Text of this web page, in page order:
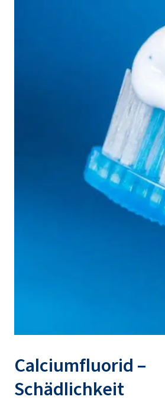
Calciumfluorid –
Schädlichkeit